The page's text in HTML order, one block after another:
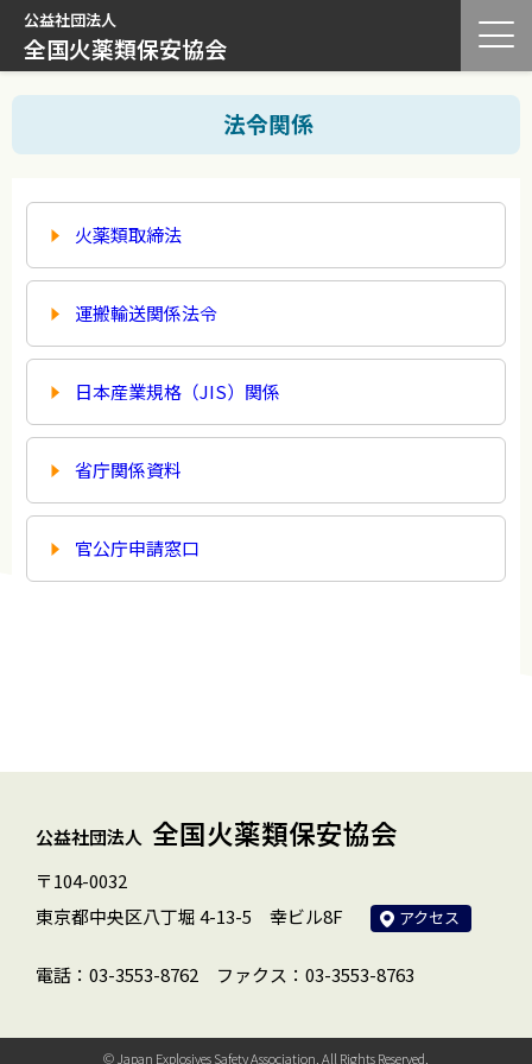
公益社団法人
全国火薬類保安協会
法令関係
火薬類取締法
運搬輸送関係法令
日本産業規格（JIS）関係
省庁関係資料
官公庁申請窓口
公益社団法人 全国火薬類保安協会
〒104-0032
東京都中央区八丁堀 4-13-5 幸ビル8F
アクセス
電話：03-3553-8762 ファクス：03-3553-8763
© Japan Explosives Safety Association. All Rights Reserved.